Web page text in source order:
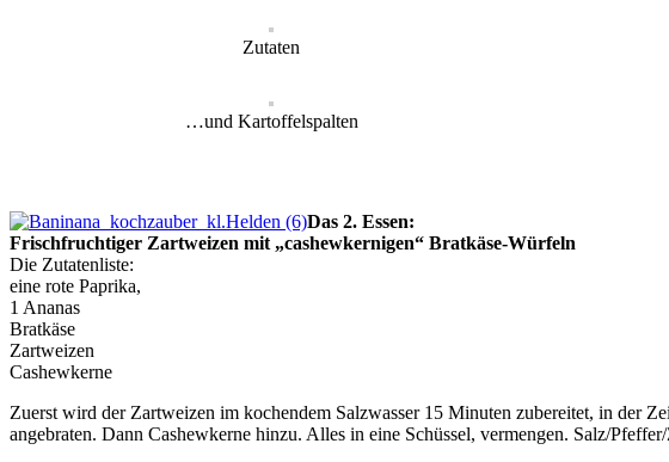
Zutaten
…und Kartoffelspalten
Das 2. Essen:
Frischfruchtiger Zartweizen mit „cashewkernigen“ Bratkäse-Würfeln
Die Zutatenliste:
eine rote Paprika,
1 Ananas
Bratkäse
Zartweizen
Cashewkerne
Zuerst wird der Zartweizen im kochendem Salzwasser 15 Minuten zubereitet, in der
angebraten. Dann Cashewkerne hinzu. Alles in eine Schüssel, vermengen. Salz/